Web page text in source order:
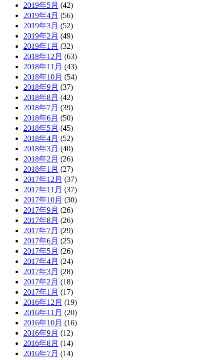
2019年5月 (42)
2019年4月 (56)
2019年3月 (52)
2019年2月 (49)
2019年1月 (32)
2018年12月 (63)
2018年11月 (43)
2018年10月 (54)
2018年9月 (37)
2018年8月 (42)
2018年7月 (39)
2018年6月 (50)
2018年5月 (45)
2018年4月 (52)
2018年3月 (40)
2018年2月 (26)
2018年1月 (27)
2017年12月 (37)
2017年11月 (37)
2017年10月 (30)
2017年9月 (26)
2017年8月 (26)
2017年7月 (29)
2017年6月 (25)
2017年5月 (26)
2017年4月 (24)
2017年3月 (28)
2017年2月 (18)
2017年1月 (17)
2016年12月 (19)
2016年11月 (20)
2016年10月 (16)
2016年9月 (12)
2016年8月 (14)
2016年7月 (14)